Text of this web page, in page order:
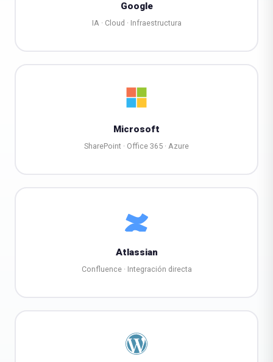
Google
IA · Cloud · Infraestructura
Microsoft
SharePoint · Office 365 · Azure
Atlassian
Confluence · Integración directa